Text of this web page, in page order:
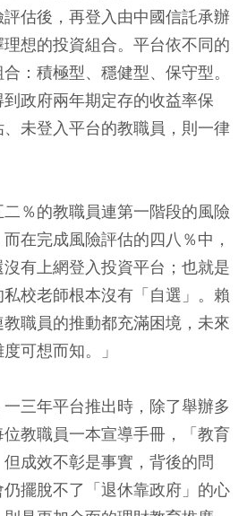
估後，再登入由中國信託承辦
想的投資組合。平台依不同的
：積極型、穩健型、保守型。
政府兩年期定存的收益率保
未登入平台的教職員，則一律
％的教職員連第一階段的風險
在完成風險評估的四八％中，
有上網登入投資平台；也就是
校老師根本沒有「自選」。賴
職員的推動都充滿困境，未來
可想而知。」
三年平台推出時，除了舉辦多
教職員一本宣導手冊，「教育
成效不彰是事實，背後的問
擺脫不了「退休靠政府」的心